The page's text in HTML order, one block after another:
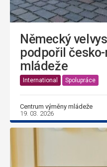
Německý
podpořil
mládeže
International Spolupráce
Centrum výměny mládeže
19. 03. 2026